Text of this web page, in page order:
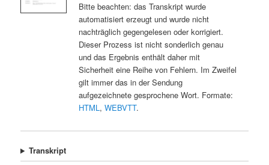
Bitte beachten: das Transkript wurde
automatisiert erzeugt und wurde nicht
nachträglich gegengelesen oder korrigiert.
Dieser Prozess ist nicht sonderlich genau
und das Ergebnis enthält daher mit
Sicherheit eine Reihe von Fehlern. Im Zweifel
gilt immer das in der Sendung
aufgezeichnete gesprochene Wort. Formate:
HTML, WEBVTT.
Transkript